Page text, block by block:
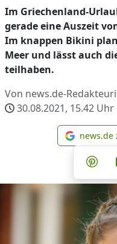
Im Griechenland-
gerade eine Auszeit
Im knappen Bikini
Meer und lässt auch
teilhaben.
Von news.de-
30.08.2021, 15.42 Uhr
news.de